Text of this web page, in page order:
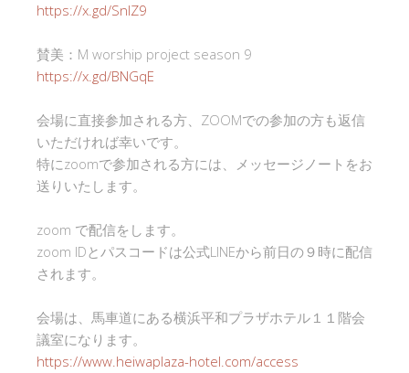
https://x.gd/SnlZ9
賛美：M worship project season 9
https://x.gd/BNGqE
会場に直接参加される方、ZOOMでの参加の方も返信
いただければ幸いです。
特にzoomで参加される方には、メッセージノートをお
送りいたします。
zoom で配信をします。
zoom IDとパスコードは公式LINEから前日の９時に配信
されます。
会場は、馬車道にある横浜平和プラザホテル１１階会
議室になります。
https://www.heiwaplaza-hotel.com/access